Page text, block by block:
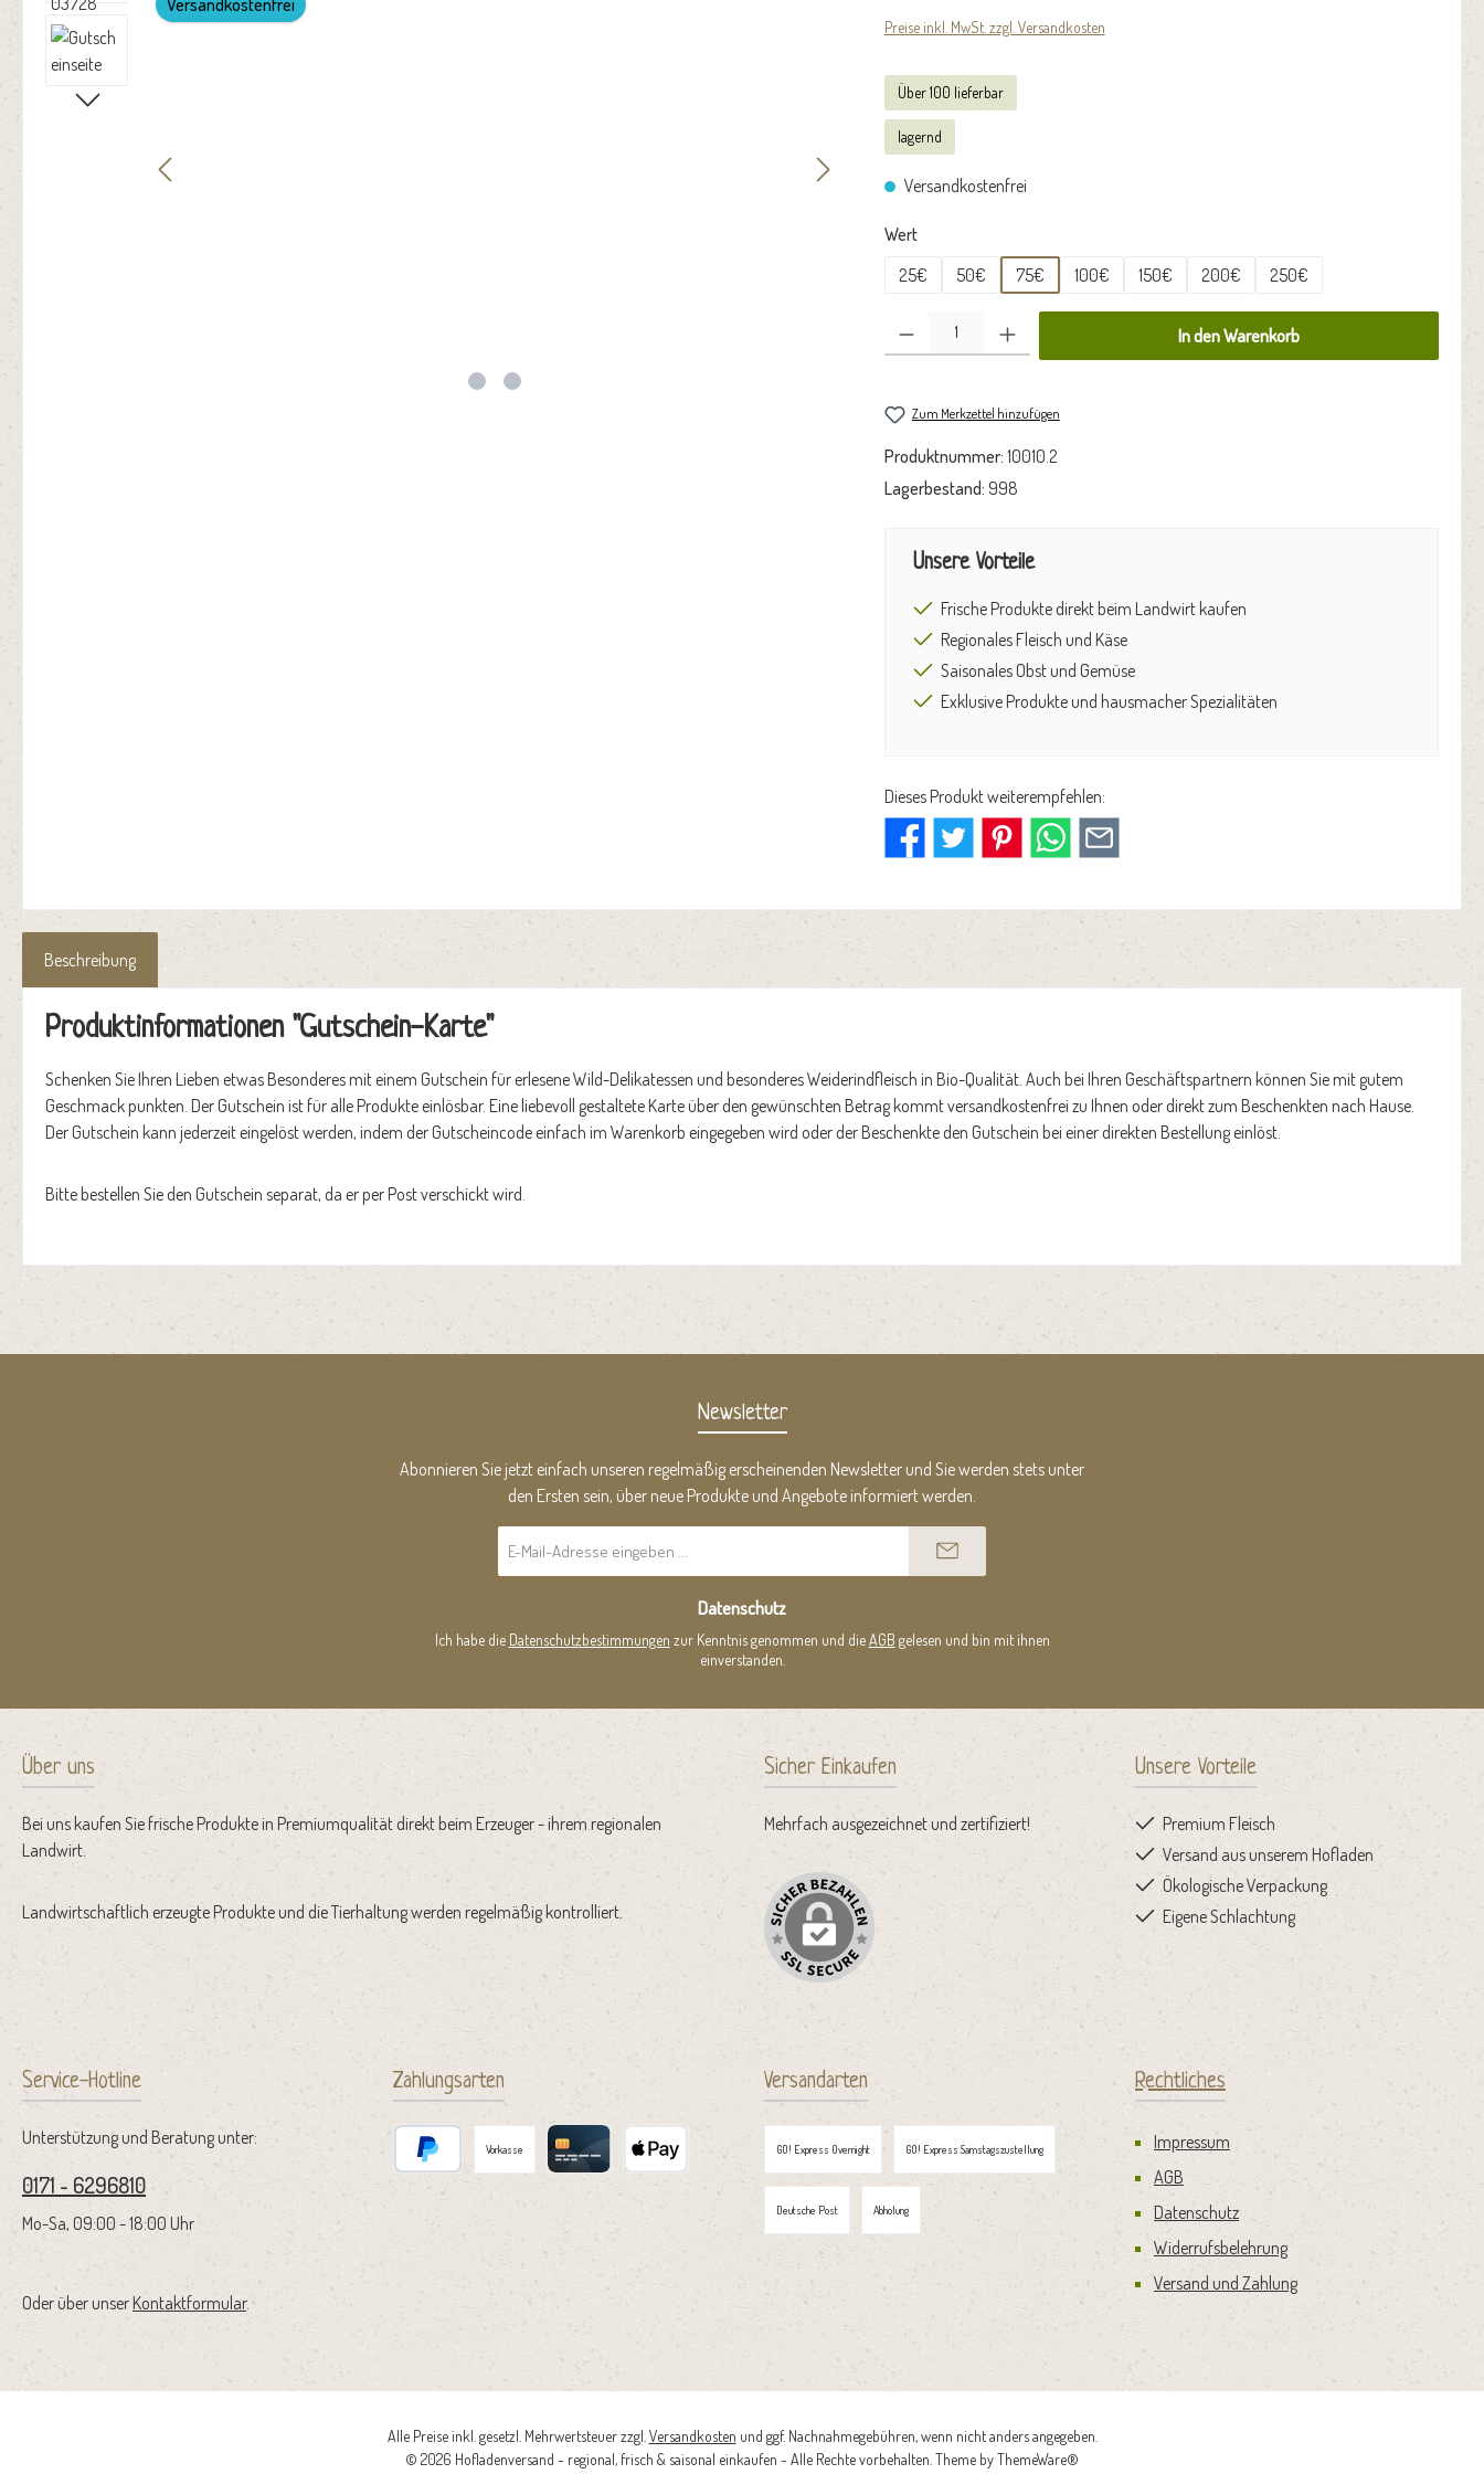
Versandkostenfrei
Preise inkl. MwSt. zzgl. Versandkosten
Über 100 lieferbar
lagernd
Versandkostenfrei
Wertauswählen
25€
50€ 75€ 100€ 150€ 200€ 250€
In den Warenkorb
Zum Merkzettel hinzufügen
Produktnummer: 10010.2
Lagerbestand: 998
Unsere Vorteile
Frische Produkte direkt beim Landwirt kaufen
Regionales Fleisch und Käse
Saisonales Obst und Gemüse
Exklusive Produkte und hausmacher Spezialitäten
Dieses Produkt weiterempfehlen:
Beschreibung
Produktinformationen "Gutschein-Karte"
Schenken Sie Ihren Lieben etwas Besonderes mit einem Gutschein für erlesene Wild-Delikatessen und besonderes Weiderindfleisch in Bio-Qualität. Auch bei Ihren Geschäftspartnern können Sie mit gutem
Geschmack punkten. Der Gutschein ist für alle Produkte einlösbar. Eine liebevoll gestaltete Karte über den gewünschten Betrag kommt versandkostenfrei zu Ihnen oder direkt zum Beschenkten nach Hause.
Der Gutschein kann jederzeit eingelöst werden, indem der Gutscheincode einfach im Warenkorb eingegeben wird oder der Beschenkte den Gutschein bei einer direkten Bestellung einlöst.
Bitte bestellen Sie den Gutschein separat, da er per Post verschickt wird.
Newsletter
Abonnieren Sie jetzt einfach unseren regelmäßig erscheinenden Newsletter und Sie werden stets unter
den Ersten sein, über neue Produkte und Angebote informiert werden.
Mail-
Adresse
Datenschutz
Ich habe die Datenschutzbestimmungen zur Kenntnis genommen und dieAGB gelesen und bin mit ihnen
einverstanden.
Über uns
Bei uns kaufen Sie frische Produkte in Premiumqualität direkt beim Erzeuger - ihrem regionalen
Landwirt.
Landwirtschaftlich erzeugte Produkte und die Tierhaltung werden regelmäßig kontrolliert.
Sicher Einkaufen
Mehrfach ausgezeichnet und zertifiziert!
Unsere Vorteile
Premium Fleisch
Versand aus unserem Hofladen
Ökologische Verpackung
Eigene Schlachtung
Service-Hotline
Unterstützung und Beratung unter:
0171 - 6296810
Mo-Sa, 09:00 - 18:00 Uhr
Oder über unser Kontaktformular.
Zahlungsarten
Vorkasse
Kreditkarte Apple Pay
Versandarten
GO! Express Overnight GO! Express Samstagszustellung
Deutsche Post Abholung
Rechtliches
Impressum
AGB
Datenschutz
Widerrufsbelehrung
Versand und Zahlung
Alle Preise inkl. gesetzl. Mehrwertsteuer zzgl. Versandkosten und ggf. Nachnahmegebühren, wenn nicht anders angegeben.
© 2026 Hofladenversand - regional, frisch & saisonal einkaufen - Alle Rechte vorbehalten. Theme byThemeWare®